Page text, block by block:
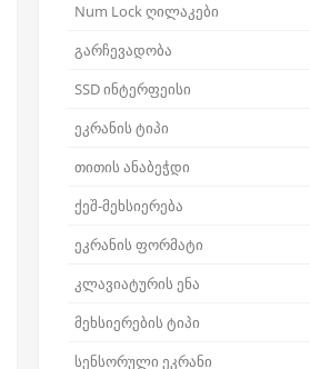
Num Lock ღილაკები
გარჩევადობა
SSD ინტერფეისი
ეკრანის ტიპი
თითის ანაბეჭდი
ქეშ-მეხსიერება
ეკრანის ფორმატი
კლავიატურის ენა
მეხსიერების ტიპი
სენსორული ეკრანი